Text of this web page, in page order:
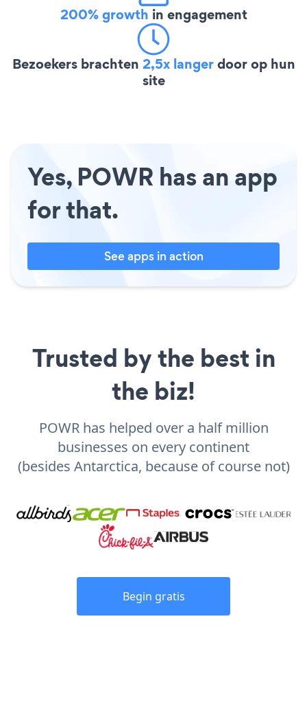
200% growth in engagement
Bezoekers brachten 2,5x langerdoor op hun
site
Yes, POWR has an app
for that.
See apps in action
Trusted by the best in
the biz!
POWR has helped over a half million
businesses on every continent
(besides Antarctica, because of course not)
Begin gratis